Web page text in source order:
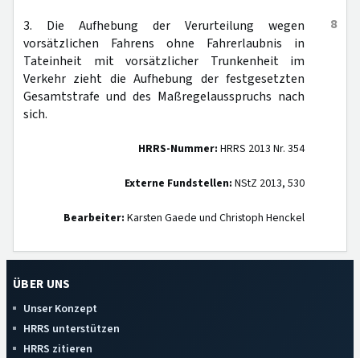
8
3. Die Aufhebung der Verurteilung wegen
vorsätzlichen Fahrens ohne Fahrerlaubnis in
Tateinheit mit vorsätzlicher Trunkenheit im
Verkehr zieht die Aufhebung der festgesetzten
Gesamtstrafe und des Maßregelausspruchs nach
sich.
HRRS-Nummer: HRRS 2013 Nr. 354
Externe Fundstellen: NStZ 2013, 530
Bearbeiter: Karsten Gaede und Christoph Henckel
ÜBER UNS
Unser Konzept
HRRS unterstützen
HRRS zitieren